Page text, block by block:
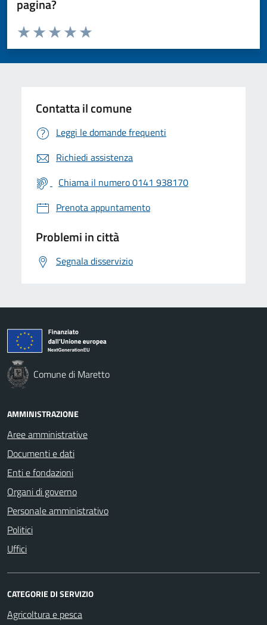
pagina?
Valuta da 1 a 5 stelle la pagina
Valuta 5 stelle su 5
Valuta 4 stelle su 5
Valuta 3 stelle su 5
Valuta 2 stelle su 5
Valuta 1 stelle su 5
Contatta il comune
Leggi le domande frequenti
Richiedi assistenza
Chiama il numero 0141 938170
Prenota appuntamento
Problemi in città
Segnala disservizio
Comune di Maretto
AMMINISTRAZIONE
Aree amministrative
Documenti e dati
Enti e fondazioni
Organi di governo
Personale amministrativo
Politici
Uffici
CATEGORIE DI SERVIZIO
Agricoltura e pesca